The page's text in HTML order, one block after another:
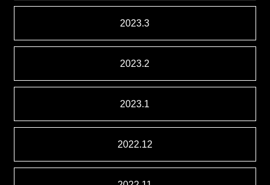
2023.3
2023.2
2023.1
2022.12